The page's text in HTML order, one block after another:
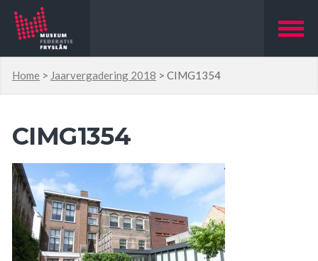
Home > Jaarvergadering 2018 >CIMG1354
CIMG1354